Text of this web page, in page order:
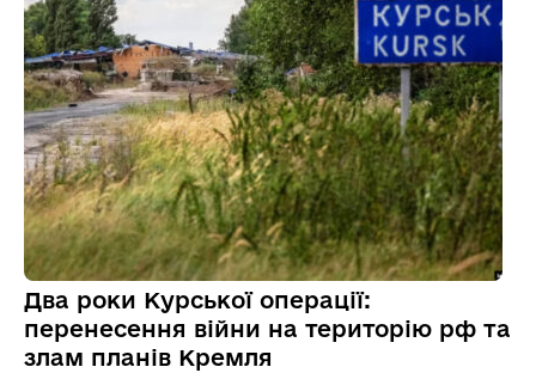
Два роки Курської операції:
перенесення війни на територію рф та
злам планів Кремля